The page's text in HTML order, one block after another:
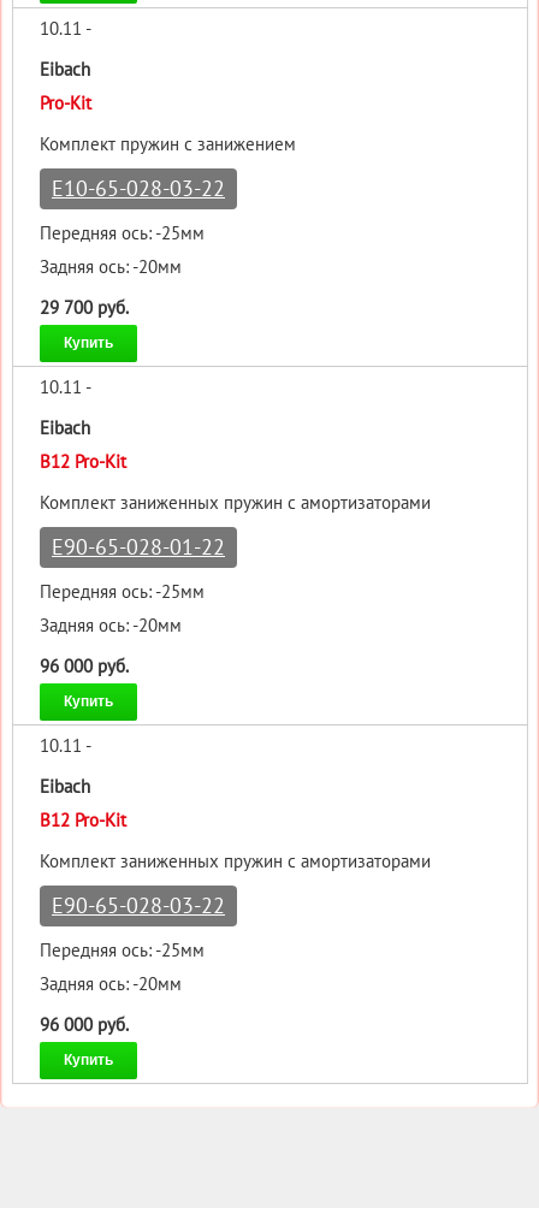
10.11 -
Eibach
Pro-Kit
Комплект пружин с занижением
E10-65-028-03-22
Передняя ось: -25мм
Задняя ось: -20мм
29 700 руб.
Купить
10.11 -
Eibach
B12 Pro-Kit
Комплект заниженных пружин с амортизаторами
E90-65-028-01-22
Передняя ось: -25мм
Задняя ось: -20мм
96 000 руб.
Купить
10.11 -
Eibach
B12 Pro-Kit
Комплект заниженных пружин с амортизаторами
E90-65-028-03-22
Передняя ось: -25мм
Задняя ось: -20мм
96 000 руб.
Купить